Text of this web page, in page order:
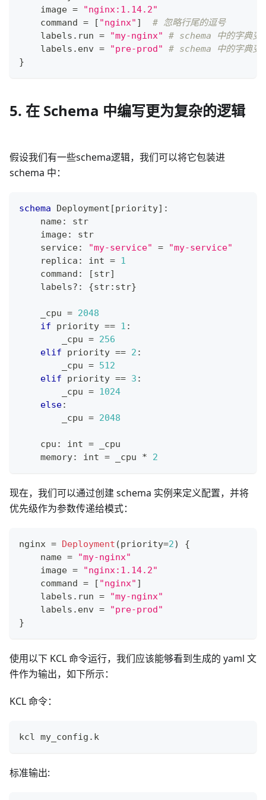
    image
=
"nginx:1.14.2"
    command
= [ "nginx" ]
# 忽略行尾的逗号
    labels
. run = "my-nginx"
# schema 中的字典变
    labels
. env = "pre-prod"
# schema 中的字典变
}
5. 在 Schema 中编写更为复杂的逻辑
假设我们有一些schema逻辑，我们可以将它包装进
schema 中：
schema Deployment [priority] :
    name
:
str
    image
:
str
    service
: "my-service" =
"my-service"
    replica
: int = 1
    command
: [str]
    labels
? : {str: str}
    _cpu
= 2048
if priority == 1 :
        _cpu
= 256
elif priority == 2 :
        _cpu
= 512
elif priority == 3 :
        _cpu
= 1024
else:
        _cpu
= 2048
    cpu
: int = _cpu
    memory
: int = _cpu * 2
现在，我们可以通过创建 schema 实例来定义配置，并将
优先级作为参数传递给模式：
nginx = Deployment (priority=2) {
    name
=
"my-nginx"
    image
=
"nginx:1.14.2"
    command
= [ "nginx" ]
    labels
. run =
"my-nginx"
    labels
. env =
"pre-prod"
}
使用以下 KCL 命令运行，我们应该能够看到生成的 yaml 文
件作为输出，如下所示：
KCL 命令：
kcl my_config . k
标准输出: